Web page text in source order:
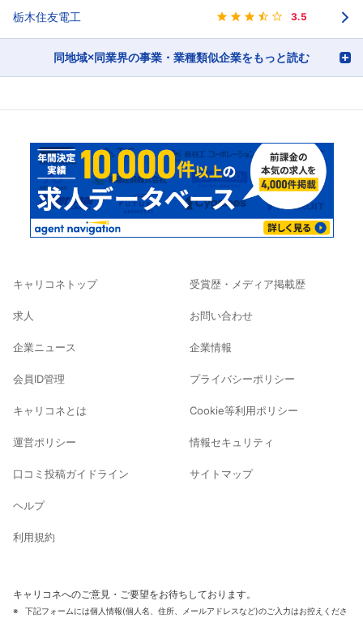
栃木住友電工 3.5
同地域×同業界の事業・業種類似企業をもっと読む
キャリコネトップ
求人
企業ニュース
会員ID管理
キャリコネとは
運営ポリシー
口コミ投稿ガイドライン
ヘルプ
利用規約
受賞歴・メディア掲載歴
お問い合わせ
企業情報
プライバシーポリシー
Cookie等利用ポリシー
情報セキュリティ
サイトマップ
キャリコネへのご意見・ご要望をお待ちしております。
下記フォームには個人情報(個人名、住所、メールアドレスなど)のご入力はお控えくださ